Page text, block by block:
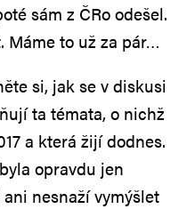
sám z ČRo odešel.
Máme to už za pár…
si, jak se v diskusi
ta témata, o nichž
a která žijí dodnes.
opravdu jen
nesnaží vymýšlet